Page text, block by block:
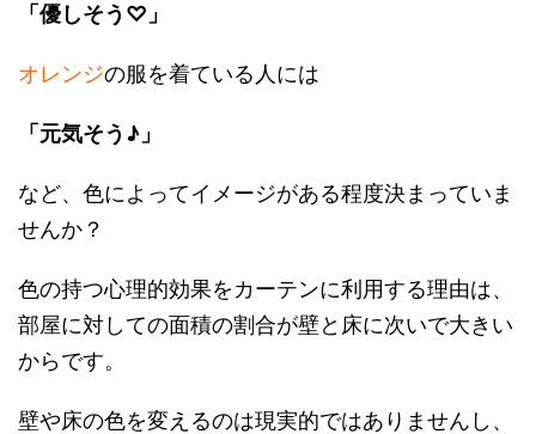
「優しそう♡」
オレンジの服を着ている人には
「元気そう♪」
など、色によってイメージがある程度決まっていま
せんか？
色の持つ心理的効果をカーテンに利用する理由は、
部屋に対しての面積の割合が壁と床に次いで大きい
からです。
壁や床の色を変えるのは現実的ではありませんし、